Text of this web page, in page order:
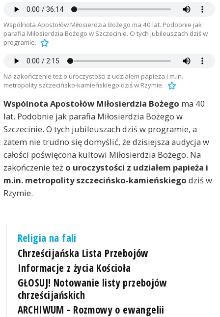
Wspólnota Apostołów Miłosierdzia Bożego ma 40 lat. Podobnie jak
parafia Miłosierdzia Bożego w Szczecinie. O tych jubileuszach dziś w
programie.
Na zakończenie też o uroczystości z udziałem papieża i m.in.
metropolity szczecińsko-kamieńskiego dziś w Rzymie.
Wspólnota Apostołów Miłosierdzia Bożego ma 40
lat. Podobnie jak parafia Miłosierdzia Bożego w
Szczecinie. O tych jubileuszach dziś w programie, a
zatem nie trudno się domyślić, że dzisiejsza audycja w
całości poświęcona kultowi Miłosierdzia Bożego. Na
zakończenie też o uroczystości z udziałem papieża i
m.in. metropolity szczecińsko-kamieńskiego dziś w
Rzymie.
Religia na fali
Chrześcijańska Lista Przebojów
Informacje z życia Kościoła
GŁOSUJ! Notowanie listy przebojów
chrześcijańskich
ARCHIWUM - Rozmowy o ewangelii